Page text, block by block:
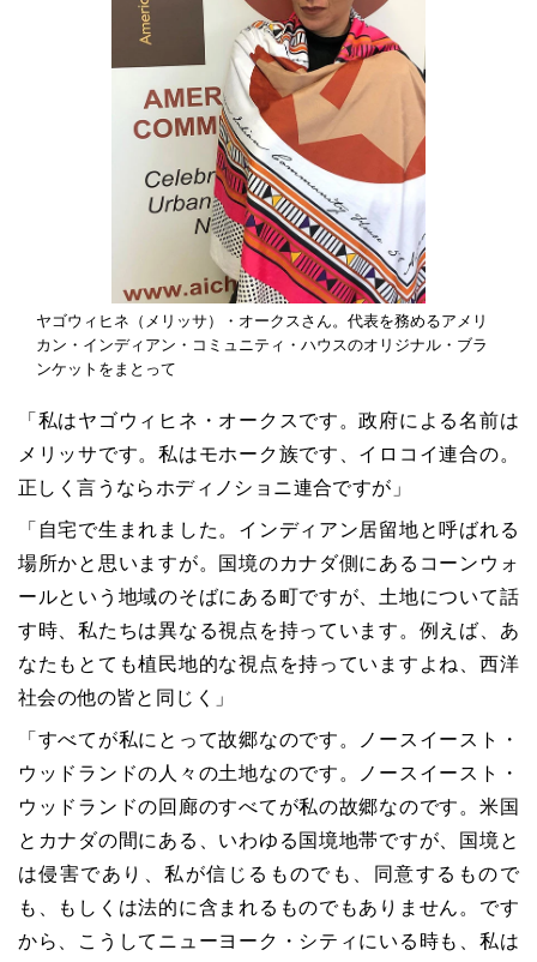
ヤゴウィヒネ（メリッサ）・オークスさん。代表を務めるアメリ
カン・インディアン・コミュニティ・ハウスのオリジナル・ブラ
ンケットをまとって
「私はヤゴウィヒネ・オークスです。政府による名前は
メリッサです。私はモホーク族です、イロコイ連合の。
正しく言うならホディノショニ連合ですが」
「自宅で生まれました。インディアン居留地と呼ばれる
場所かと思いますが。国境のカナダ側にあるコーンウォ
ールという地域のそばにある町ですが、土地について話
す時、私たちは異なる視点を持っています。例えば、あ
なたもとても植民地的な視点を持っていますよね、西洋
社会の他の皆と同じく」
「すべてが私にとって故郷なのです。ノースイースト・
ウッドランドの人々の土地なのです。ノースイースト・
ウッドランドの回廊のすべてが私の故郷なのです。米国
とカナダの間にある、いわゆる国境地帯ですが、国境と
は侵害であり、私が信じるものでも、同意するもので
も、もしくは法的に含まれるものでもありません。です
から、こうしてニューヨーク・シティにいる時も、私は